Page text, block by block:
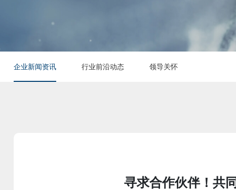
企业新闻资讯 行业前沿动态 领导关怀
寻求合作伙伴！共